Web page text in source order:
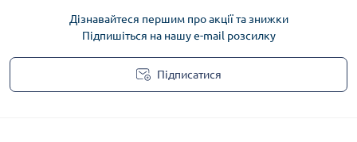
Дізнавайтеся першим про акції та знижки
Підпишіться на нашу e-mail розсилку
Підписатися